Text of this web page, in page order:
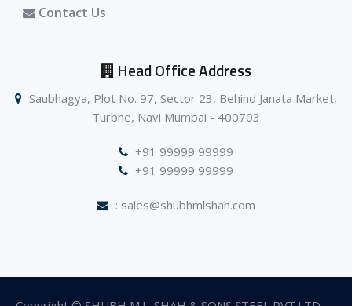
Contact Us
Head Office Address
Saubhagya, Plot No. 97, Sector 23, Behind Janata Market,
Turbhe, Navi Mumbai - 400703
+91 99999 99999
+91 99999 99999
: sales@shubhmlshah.com